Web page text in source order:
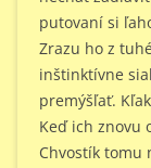
putovaní si
Zrazu ho z
inštinktívne
premýšľať.
Keď ich znovu
Chvostík tomu